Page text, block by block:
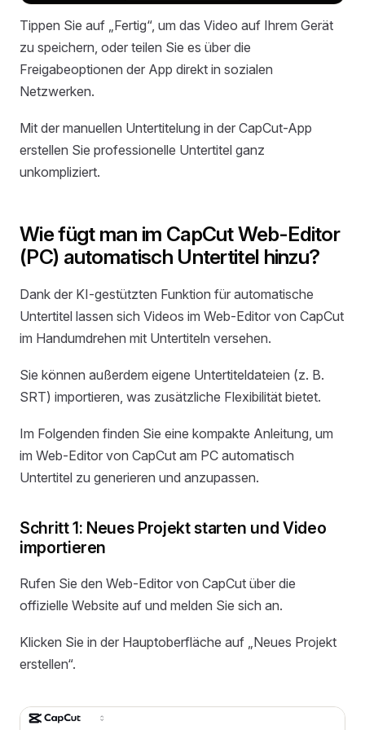
Tippen Sie auf „Fertig“, um das Video auf Ihrem Gerät
zu speichern, oder teilen Sie es über die
Freigabeoptionen der App direkt in sozialen
Netzwerken.
Mit der manuellen Untertitelung in der CapCut-App
erstellen Sie professionelle Untertitel ganz
unkompliziert.
Wie fügt man im CapCut Web-Editor
(PC) automatisch Untertitel hinzu?
Dank der KI-gestützten Funktion für automatische
Untertitel lassen sich Videos im Web-Editor von CapCut
im Handumdrehen mit Untertiteln versehen.
Sie können außerdem eigene Untertiteldateien (z. B.
SRT) importieren, was zusätzliche Flexibilität bietet.
Im Folgenden finden Sie eine kompakte Anleitung, um
im Web-Editor von CapCut am PC automatisch
Untertitel zu generieren und anzupassen.
Schritt 1: Neues Projekt starten und Video
importieren
Rufen Sie den Web-Editor von CapCut über die
offizielle Website auf und melden Sie sich an.
Klicken Sie in der Hauptoberfläche auf „Neues Projekt
erstellen“.